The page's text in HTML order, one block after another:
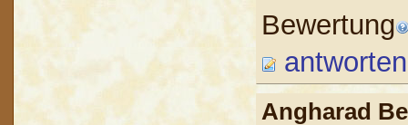
Bewertung
antworten
Angharad